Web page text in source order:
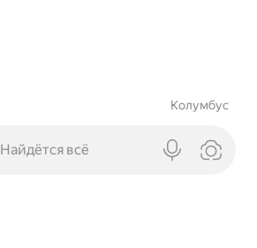
Колумбус
Найдётся всё